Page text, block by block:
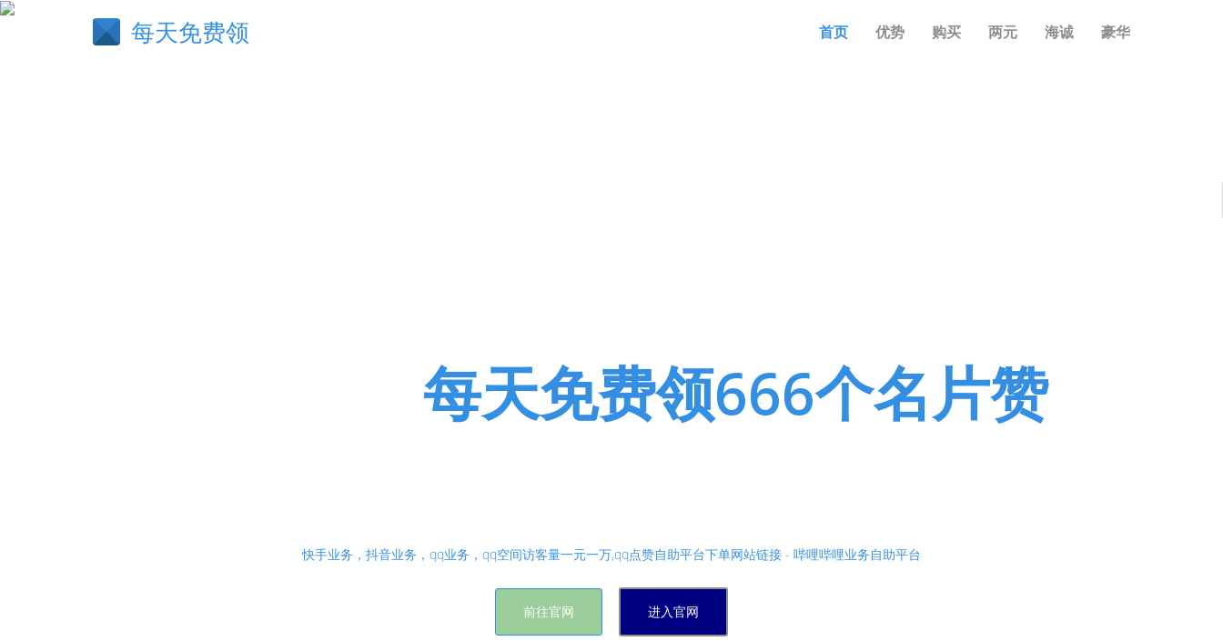
每天免费领 首页 优势 购买 两元 海诚 豪华
每天免费领666个名片赞
快手业务，抖音业务，qq业务，qq空间访客量一元一万,qq点赞自助平台下单网站链接 - 哔哩哔哩业务自助平台
前往官网 进入官网